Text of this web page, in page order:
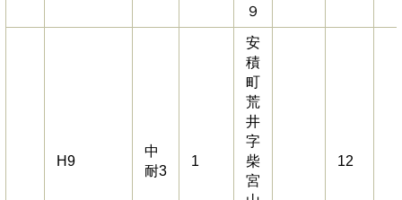
９
H9
中
耐3
1
安
積
町
荒
井
字
柴
宮
12